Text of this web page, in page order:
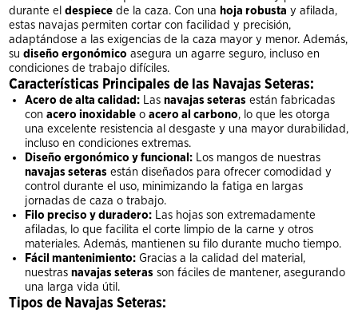
durante eldespiece de la caza. Con una hoja robusta y afilada,
estas navajas permiten cortar con facilidad y precisión,
adaptándose a las exigencias de la caza mayor y menor. Además,
sudiseño ergonómico asegura un agarre seguro, incluso en
condiciones de trabajo difíciles.
Características Principales de las Navajas Seteras:
Acero de alta calidad: Lasnavajas seteras están fabricadas
conacero inoxidable oacero al carbono, lo que les otorga
una excelente resistencia al desgaste y una mayor durabilidad,
incluso en condiciones extremas.
Diseño ergonómico y funcional: Los mangos de nuestras
navajas seteras están diseñados para ofrecer comodidad y
control durante el uso, minimizando la fatiga en largas
jornadas de caza o trabajo.
Filo preciso y duradero: Las hojas son extremadamente
afiladas, lo que facilita el corte limpio de la carne y otros
materiales. Además, mantienen su filo durante mucho tiempo.
Fácil mantenimiento: Gracias a la calidad del material,
nuestrasnavajas seteras son fáciles de mantener, asegurando
una larga vida útil.
Tipos de Navajas Seteras: